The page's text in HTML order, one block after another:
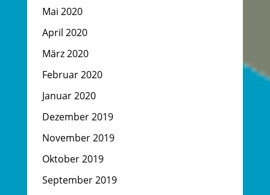
Mai 2020
April 2020
März 2020
Februar 2020
Januar 2020
Dezember 2019
November 2019
Oktober 2019
September 2019